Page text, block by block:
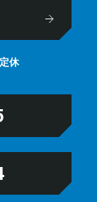
休